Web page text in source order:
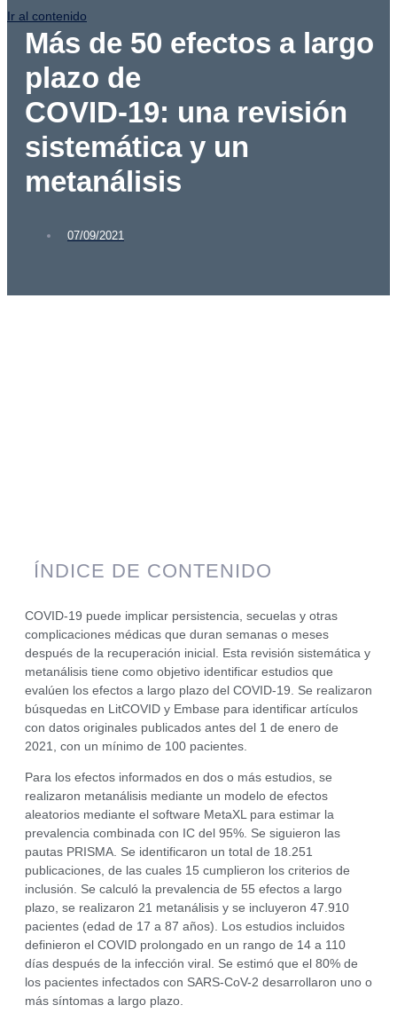
Ir al contenido
Más de 50 efectos a largo
plazo de
COVID-19: una revisión
sistemática y un
metanálisis
07/09/2021
ÍNDICE DE CONTENIDO
COVID-19 puede implicar persistencia, secuelas y otras
complicaciones médicas que duran semanas o meses
después de la recuperación inicial. Esta revisión sistemática y
metanálisis tiene como objetivo identificar estudios que
evalúen los efectos a largo plazo del COVID-19. Se realizaron
búsquedas en LitCOVID y Embase para identificar artículos
con datos originales publicados antes del 1 de enero de
2021, con un mínimo de 100 pacientes.
Para los efectos informados en dos o más estudios, se
realizaron metanálisis mediante un modelo de efectos
aleatorios mediante el software MetaXL para estimar la
prevalencia combinada con IC del 95%. Se siguieron las
pautas PRISMA. Se identificaron un total de 18.251
publicaciones, de las cuales 15 cumplieron los criterios de
inclusión. Se calculó la prevalencia de 55 efectos a largo
plazo, se realizaron 21 metanálisis y se incluyeron 47.910
pacientes (edad de 17 a 87 años). Los estudios incluidos
definieron el COVID prolongado en un rango de 14 a 110
días después de la infección viral. Se estimó que el 80% de
los pacientes infectados con SARS-CoV-2 desarrollaron uno o
más síntomas a largo plazo.